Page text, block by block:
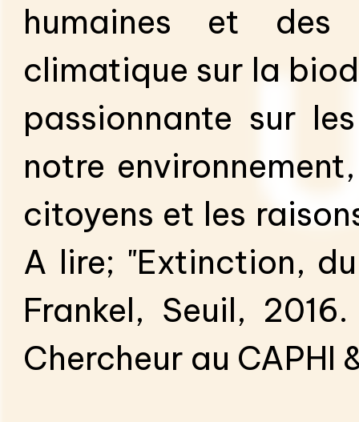
humaines et des
climatique sur la
passionnante sur
notre
citoyens et les
A lire; "Extinction,
Frankel, Seuil,
Chercheur au CAPHI